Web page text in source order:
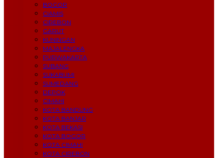
BOGOR
CIAMIS
CIREBON
GARUT
KUNINGAN
MAJALENGKA
PURWAKARTA
SUBANG
SUKABUMI
SUMEDANG
DEPOK
CIMAHI
KOTA BANDUNG
KOTA BANJAR
KOTA BEKASI
KOTA BOGOR
KOTA CIMAHI
KOTA CIREBON